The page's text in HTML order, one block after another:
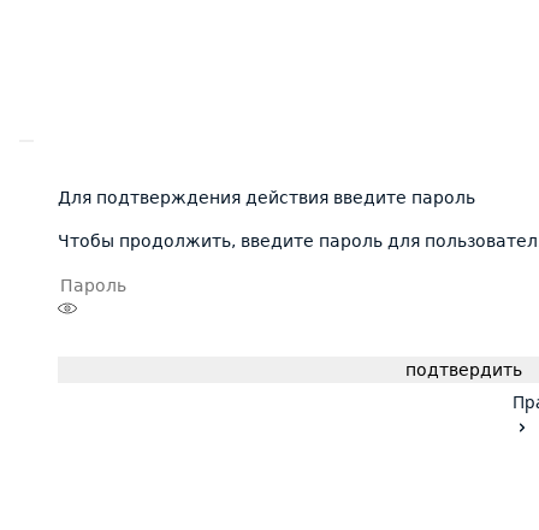
Для подтверждения действия введите пароль
Чтобы продолжить, введите пароль для
подтвердить